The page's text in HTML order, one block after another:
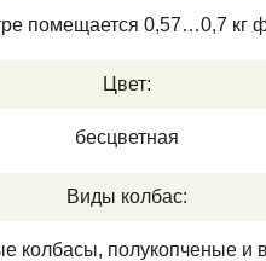
помещается 0,57…0,7 кг
Цвет:
бесцветная
Виды колбас:
колбасы, полукопченые и